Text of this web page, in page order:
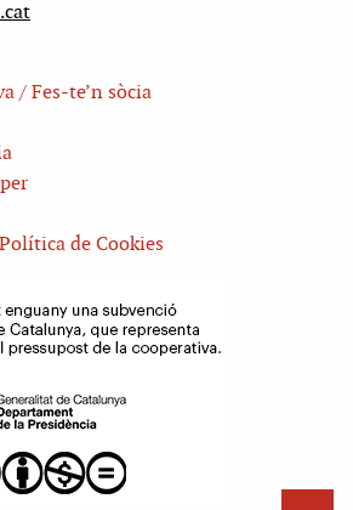
/ Fes-te’n sòcia
de Cookies